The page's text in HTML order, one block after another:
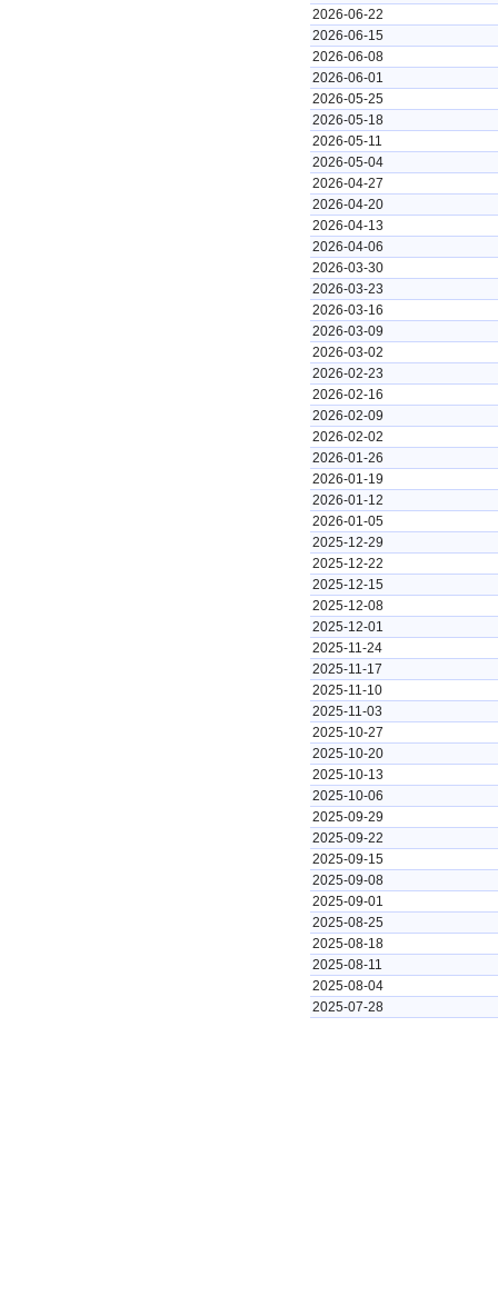
2026-06-22
2026-06-15
2026-06-08
2026-06-01
2026-05-25
2026-05-18
2026-05-11
2026-05-04
2026-04-27
2026-04-20
2026-04-13
2026-04-06
2026-03-30
2026-03-23
2026-03-16
2026-03-09
2026-03-02
2026-02-23
2026-02-16
2026-02-09
2026-02-02
2026-01-26
2026-01-19
2026-01-12
2026-01-05
2025-12-29
2025-12-22
2025-12-15
2025-12-08
2025-12-01
2025-11-24
2025-11-17
2025-11-10
2025-11-03
2025-10-27
2025-10-20
2025-10-13
2025-10-06
2025-09-29
2025-09-22
2025-09-15
2025-09-08
2025-09-01
2025-08-25
2025-08-18
2025-08-11
2025-08-04
2025-07-28